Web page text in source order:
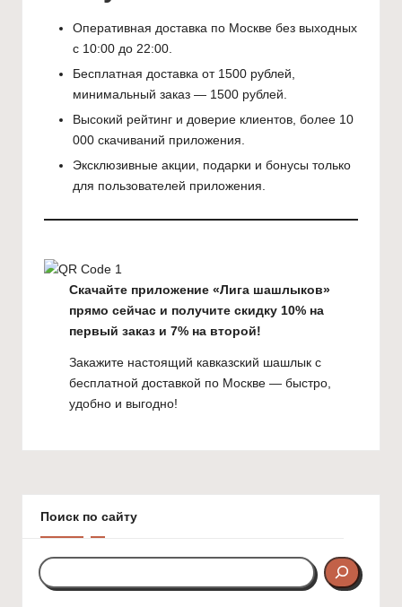
Оперативная доставка по Москве без выходных
с 10:00 до 22:00.
Бесплатная доставка от 1500 рублей,
минимальный заказ — 1500 рублей.
Высокий рейтинг и доверие клиентов, более 10
000 скачиваний приложения.
Эксклюзивные акции, подарки и бонусы только
для пользователей приложения.
Скачайте приложение «Лига шашлыков»
прямо сейчас и получите скидку 10% на
первый заказ и 7% на второй!
Закажите настоящий кавказский шашлык с
бесплатной доставкой по Москве — быстро,
удобно и выгодно!
Поиск по сайту